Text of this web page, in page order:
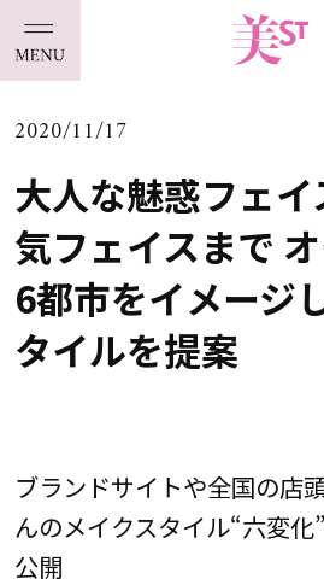
2020/11/17
大人な魅惑フェ
気フェイスまで
6都市をイメージ
タイルを提案
ブランドサイトや全国の店
んのメイクスタイル“六変
公開